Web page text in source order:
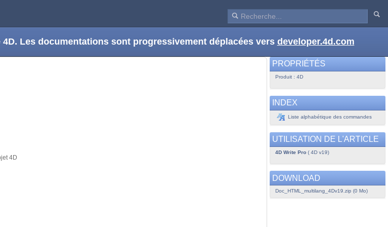
Les documentations sont progressivement déplacées vers developer.4d.com
4D
PROPRIÉTÉS
Produit : 4D
INDEX
Liste alphabétique des commandes
UTILISATION DE L'ARTICLE
4D Write Pro( 4D v19)
DOWNLOAD
Doc_HTML_multilang_4Dv19.zip (0 Mo)